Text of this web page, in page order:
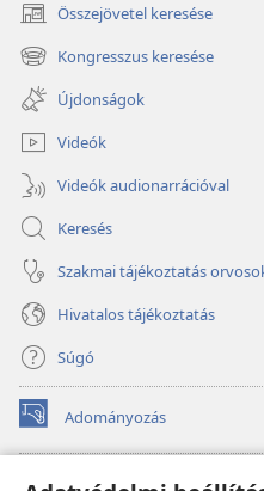
Összejövetel keresése
(opens
new
window)
Kongresszus keresése
(opens
new
window)
Újdonságok
Videók
Videók audionarrációval
Keresés
Szakmai tájékoztatás
Hivatalos tájékoztatás
Súgó
Adományozás
(opens
new
Őrtorony ONLINE